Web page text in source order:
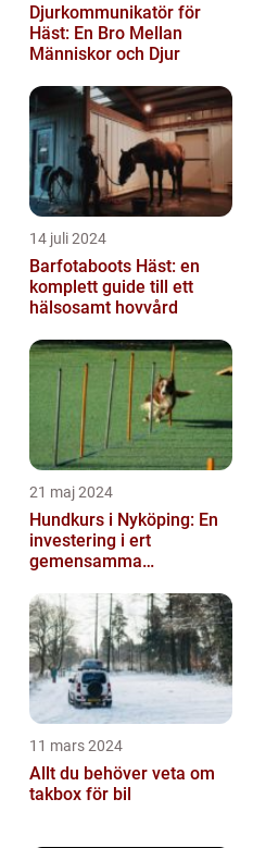
Djurkommunikatör för
Häst: En Bro Mellan
Människor och Djur
14 juli 2024
Barfotaboots Häst: en
komplett guide till ett
hälsosamt hovvård
21 maj 2024
Hundkurs i Nyköping: En
investering i ert
gemensamma
11 mars 2024
Allt du behöver veta om
takbox för bil